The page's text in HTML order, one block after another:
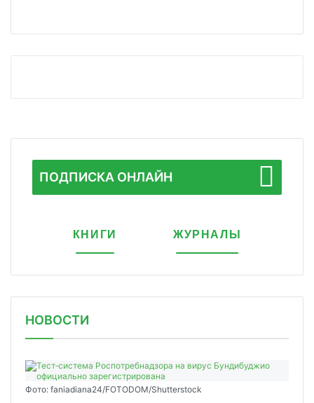
ПОДПИСКА ОНЛАЙН
КНИГИ ЖУРНАЛЫ
НОВОСТИ
Фото: faniadiana24/FOTODOM/Shutterstock